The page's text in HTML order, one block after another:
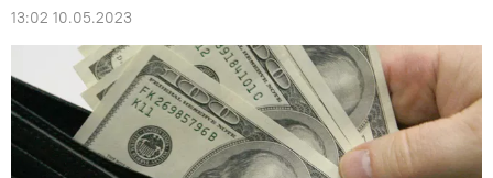
13:02 10.05.2023